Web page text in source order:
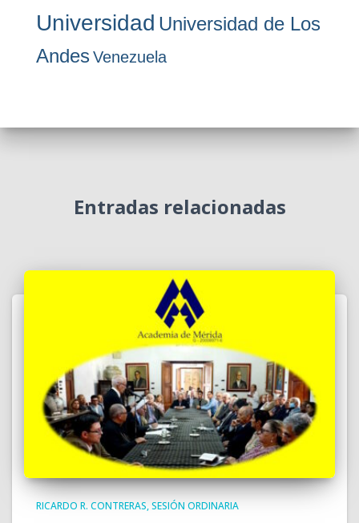
Universidad Universidad de Los
AndesVenezuela
Entradas relacionadas
RICARDO R. CONTRERAS SESIÓN ORDINARIA